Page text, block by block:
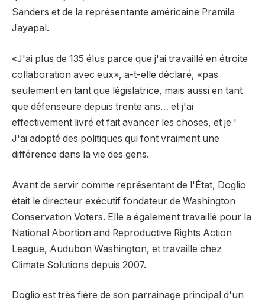
Sanders et de la représentante américaine Pramila
Jayapal.
«J'ai plus de 135 élus parce que j'ai travaillé en étroite
collaboration avec eux», a-t-elle déclaré, «pas
seulement en tant que législatrice, mais aussi en tant
que défenseure depuis trente ans… et j'ai
effectivement livré et fait avancer les choses, et je '
J'ai adopté des politiques qui font vraiment une
différence dans la vie des gens.
Avant de servir comme représentant de l'État, Doglio
était le directeur exécutif fondateur de Washington
Conservation Voters. Elle a également travaillé pour la
National Abortion and Reproductive Rights Action
League, Audubon Washington, et travaille chez
Climate Solutions depuis 2007.
Doglio est très fière de son parrainage principal d'un